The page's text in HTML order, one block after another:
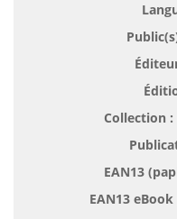
Collection :
EAN13
EAN13 eBook